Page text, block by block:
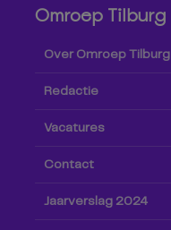
Omroep Tilburg
Over Omroep Tilburg
Redactie
Vacatures
Contact
Jaarverslag 2024